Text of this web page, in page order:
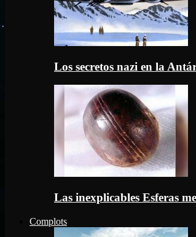
Los secretos nazi en la
Las inexplicables Esferas
Complots